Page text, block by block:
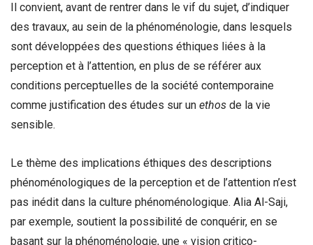
Il convient, avant de rentrer dans le vif du sujet, d’indiquer
des travaux, au sein de la phénoménologie, dans lesquels
sont développées des questions éthiques liées à la
perception et à l’attention, en plus de se référer aux
conditions perceptuelles de la société contemporaine
comme justification des études sur un ethos de la vie
sensible.
Le thème des implications éthiques des descriptions
phénoménologiques de la perception et de l’attention n’est
pas inédit dans la culture phénoménologique. Alia Al-Saji,
par exemple, soutient la possibilité de conquérir, en se
basant sur la phénoménologie, une « vision critico-